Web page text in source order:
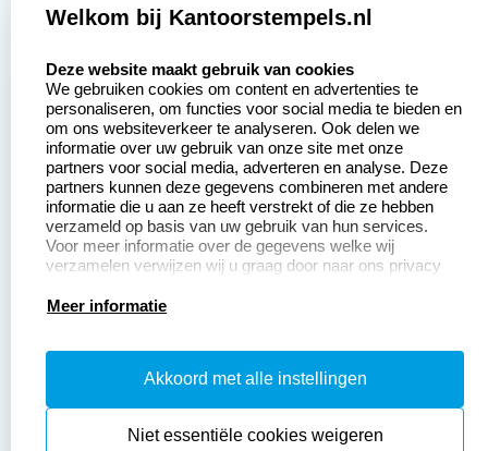
Zakelijk:
Aanvraag op maat
Betaling &
Verzending
Wederverkoper
worden
Sale
Klantenservice:
Contact opnemen
Veel gestelde vragen
Retourneren
Herroepingsrecht
Productinformatie:
Instructiepagina
Safety Sheets
Welkom bij Kantoorstempels.nl
Deze website maakt gebruik van cookies
We gebruiken cookies om content en advertenties te
personaliseren, om functies voor social media te bieden en
om ons websiteverkeer te analyseren. Ook delen we
informatie over uw gebruik van onze site met onze
partners voor social media, adverteren en analyse. Deze
partners kunnen deze gegevens combineren met andere
informatie die u aan ze heeft verstrekt of die ze hebben
verzameld op basis van uw gebruik van hun services.
Voor meer informatie over de gegevens welke wij
verzamelen verwijzen wij u graag door naar ons privacy
Meer informatie
Akkoord met alle instellingen
Niet essentiële cookies weigeren